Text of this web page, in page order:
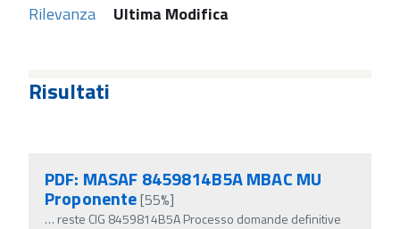
Rilevanza Ultima Modifica
Risultati
PDF: MASAF 8459814B5A MBAC MU
Proponente[55%]
… reste CIG 8459814B5A Processo domande definitive